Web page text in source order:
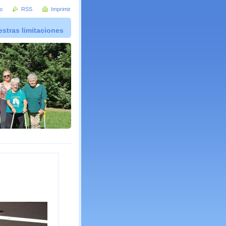
limitaciones
RSS Imprimir